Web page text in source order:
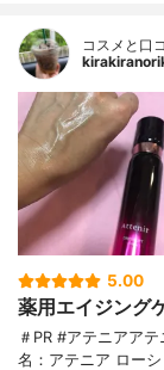
コスメと口
5.00
薬用エイジング
＃PR #アテニアア
名：アテニア ロー